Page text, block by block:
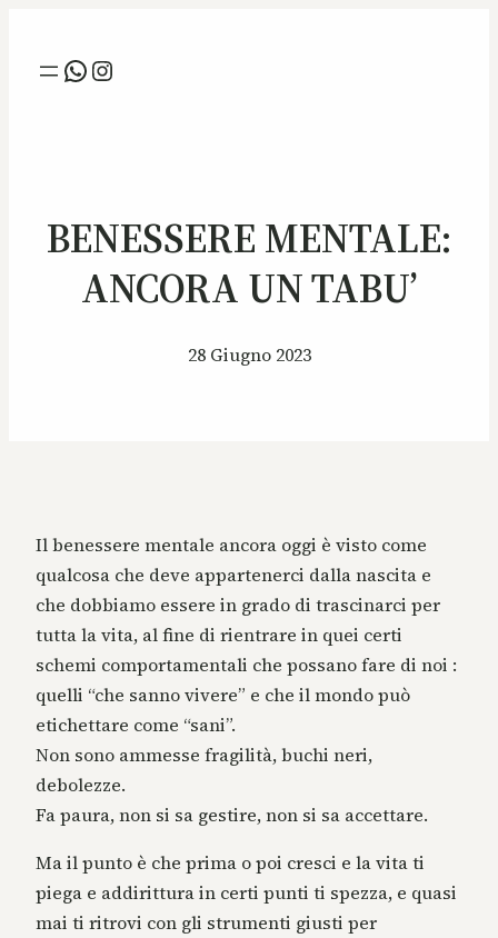
Whatsapp
Instagram
BENESSERE MENTALE:
ANCORA UN TABU’
28 Giugno 2023
Il benessere mentale ancora oggi è visto come
qualcosa che deve appartenerci dalla nascita e
che dobbiamo essere in grado di trascinarci per
tutta la vita, al fine di rientrare in quei certi
schemi comportamentali che possano fare di noi :
quelli “che sanno vivere” e che il mondo può
etichettare come “sani”.
Non sono ammesse fragilità, buchi neri,
debolezze.
Fa paura, non si sa gestire, non si sa accettare.
Ma il punto è che prima o poi cresci e la vita ti
piega e addirittura in certi punti ti spezza, e quasi
mai ti ritrovi con gli strumenti giusti per